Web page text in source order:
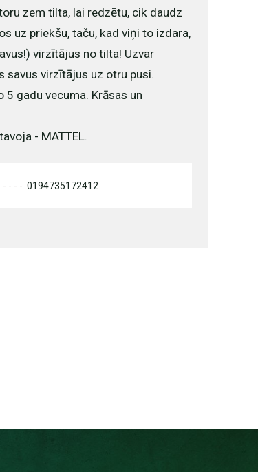
zem tilta, lai redzētu, cik daudz
uz priekšu, taču, kad viņi to izdara,
virzītājus no tilta! Uzvar
savus virzītājus uz otru pusi.
gadu vecuma. Krāsas un
- MATTEL.
0194735172412